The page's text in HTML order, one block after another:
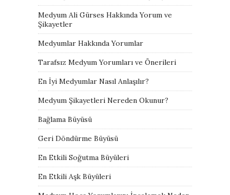
Medyum Ali Gürses Hakkında Yorum ve
Şikayetler
Medyumlar Hakkında Yorumlar
Tarafsız Medyum Yorumları ve Önerileri
En İyi Medyumlar Nasıl Anlaşılır?
Medyum Şikayetleri Nereden Okunur?
Bağlama Büyüsü
Geri Döndürme Büyüsü
En Etkili Soğutma Büyüleri
En Etkili Aşk Büyüleri